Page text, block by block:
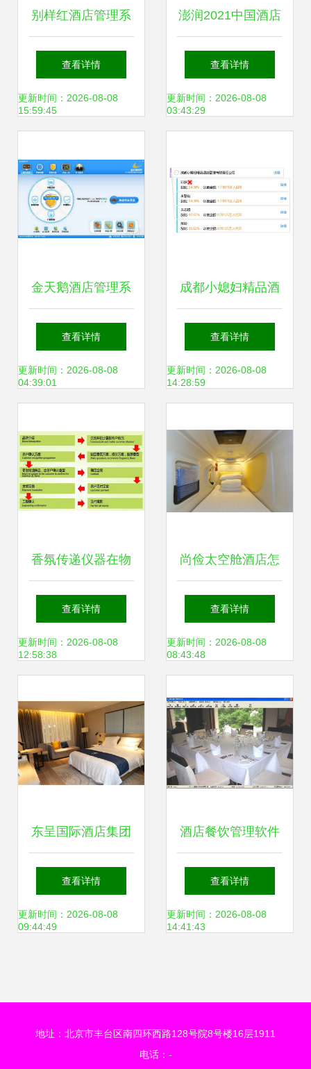
别样红酒店管理系
统软件 四大优势助
力酒店提升运营效
查看详情
更新时间：2026-08-08
15:59:45
澎润2021中国酒店
业品牌战略管理报
告 重塑格局，引领
查看详情
更新时间：2026-08-08
03:43:29
金天鹅酒店管理系
统v8.2免费版深度
解析 餐饮管理模块
查看详情
更新时间：2026-08-08
04:39:01
成都小媳妇精品酒
店管理有限责任公
司的运营策略与行
查看详情
更新时间：2026-08-08
14:28:59
香氛传递仪器在物
业中心及酒店管理
中的应用 提升客户
查看详情
更新时间：2026-08-08
12:58:38
尚俭太空舱酒店怎
么加盟?
查看详情
更新时间：2026-08-08
08:43:48
东呈国际酒店集团
以标准与创新引领
酒店管理行业的未
查看详情
更新时间：2026-08-08
09:44:49
酒店餐饮管理软件
赋能高效运营与卓
越体验
查看详情
更新时间：2026-08-08
14:41:43
地址：北京市丰台区南四环西路128号院8号楼16层1911
电话：-